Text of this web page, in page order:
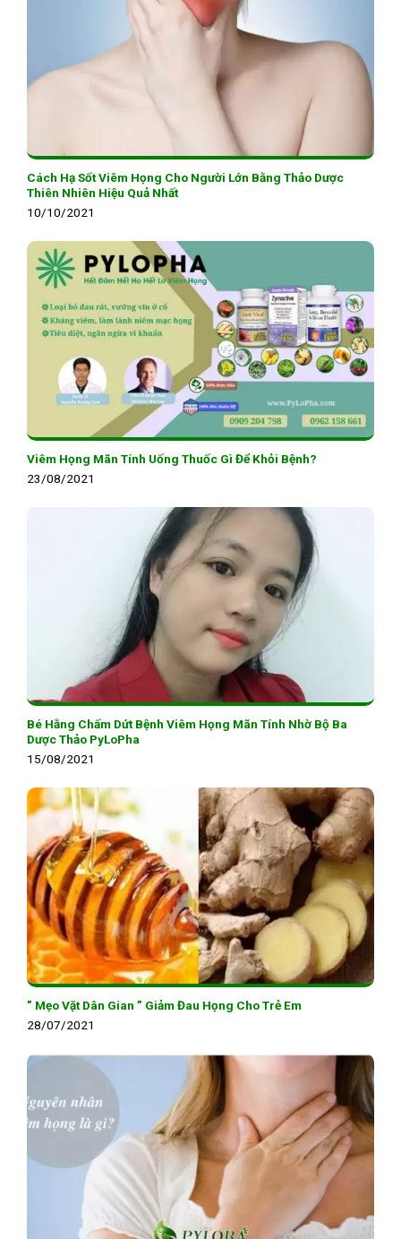
Cách Hạ Sốt Viêm Họng Cho Người Lớn Bằng Thảo Dược
Thiên Nhiên Hiệu Quả Nhất
10/10/2021
Viêm Họng Mãn Tính Uống Thuốc Gì Để Khỏi Bệnh?
23/08/2021
Bé Hằng Chấm Dứt Bệnh Viêm Họng Mãn Tính Nhờ Bộ Ba
Dược Thảo PyLoPha
15/08/2021
” Mẹo Vặt Dân Gian ” Giảm Đau Họng Cho Trẻ Em
28/07/2021